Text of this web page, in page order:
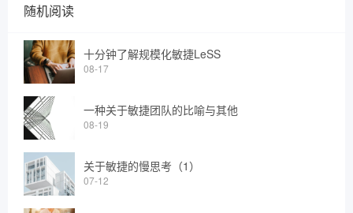
随机阅读
十分钟了解规模化敏捷LeSS
08-17
一种关于敏捷团队的比喻与其他
08-19
关于敏捷的慢思考（1）
07-12